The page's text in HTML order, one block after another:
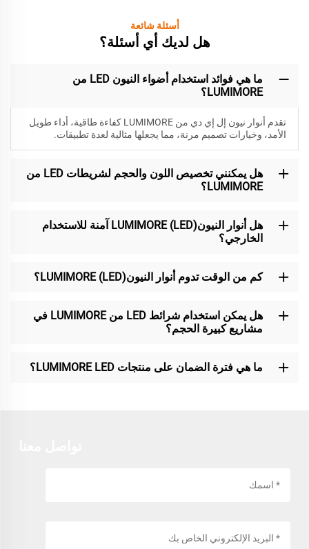
أسئلة شائعة
هل لديك أي أسئلة؟
ما هي فوائد استخدام أضواء النيون LED من
LUMIMORE؟
تقدم أنوار نيون إل إي دي من LUMIMORE كفاءة طاقية، أداء طويل
الأمد، وخيارات تصميم مرنة، مما يجعلها مثالية لعدة تطبيقات.
هل يمكنني تخصيص اللون والحجم لشريطات LED من
LUMIMORE؟
هل أنوار النيون(LED) LUMIMORE آمنة للاستخدام
الخارجي؟
كم من الوقت تدوم أنوار النيون(LED) LUMIMORE؟
هل يمكن استخدام شرائط LED من LUMIMORE في
مشاريع كبيرة الحجم؟
ما هي فترة الضمان على منتجات LUMIMORE LED؟